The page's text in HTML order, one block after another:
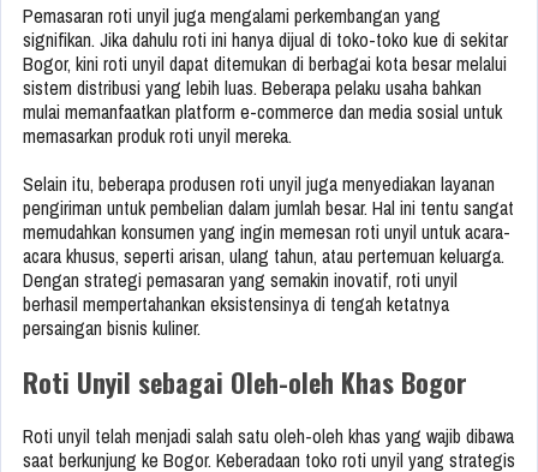
Pemasaran roti unyil juga mengalami perkembangan yang
signifikan. Jika dahulu roti ini hanya dijual di toko-toko kue di sekitar
Bogor, kini roti unyil dapat ditemukan di berbagai kota besar melalui
sistem distribusi yang lebih luas. Beberapa pelaku usaha bahkan
mulai memanfaatkan platform e-commerce dan media sosial untuk
memasarkan produk roti unyil mereka.
Selain itu, beberapa produsen roti unyil juga menyediakan layanan
pengiriman untuk pembelian dalam jumlah besar. Hal ini tentu sangat
memudahkan konsumen yang ingin memesan roti unyil untuk acara-
acara khusus, seperti arisan, ulang tahun, atau pertemuan keluarga.
Dengan strategi pemasaran yang semakin inovatif, roti unyil
berhasil mempertahankan eksistensinya di tengah ketatnya
persaingan bisnis kuliner.
Roti Unyil sebagai Oleh-oleh Khas Bogor
Roti unyil telah menjadi salah satu oleh-oleh khas yang wajib dibawa
saat berkunjung ke Bogor. Keberadaan toko roti unyil yang strategis